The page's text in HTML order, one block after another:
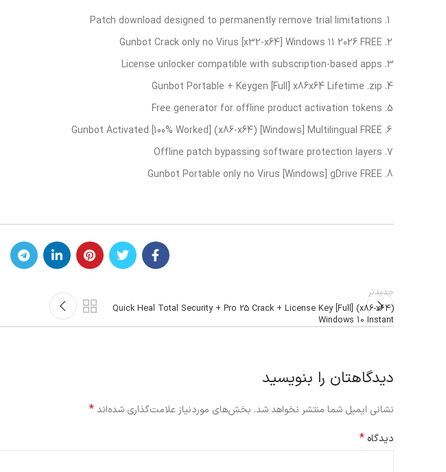
Patch download designed to permanently remove trial limitations
Gunbot Crack only no Virus [x32-x64] Windows 11 2026 FREE
License unlocker compatible with subscription-based apps
Gunbot Portable + Keygen [Full] x86x64 Lifetime .zip
Free generator for offline product activation tokens
Gunbot Activated [100% Worked] (x86-x64) [Windows] Multilingual FREE
Offline patch bypassing software protection layers
Gunbot Portable only no Virus [Windows] gDrive FREE
جدیدتر
Quick Heal Total Security + Pro 25 Crack + License Key [Full] (x86-x64)
Windows 10 Instant
دیدگاهتان را بنویسید
نشانی ایمیل شما منتشر نخواهد شد. بخش‌های موردنیاز علامت‌گذاری شده‌اند*
دیدگاه *